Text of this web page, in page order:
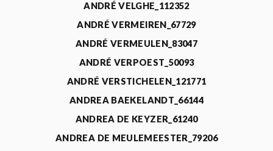
ANDRÉ VELGHE_112352
ANDRÉ VERMEIREN_67729
ANDRÉ VERMEULEN_83047
ANDRÉ VERPOEST_50093
ANDRÉ VERSTICHELEN_121771
ANDREA BAEKELANDT_66144
ANDREA DE KEYZER_61240
ANDREA DE MEULEMEESTER_79206